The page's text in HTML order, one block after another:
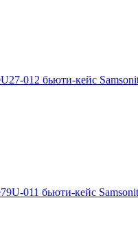
U27-012 бьюти-кейс
79U-011 бьюти-кейс